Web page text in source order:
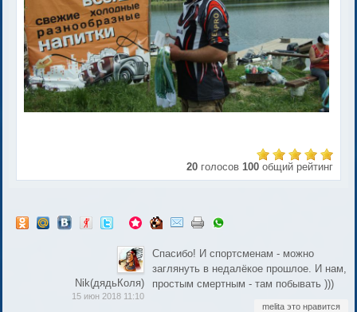
20 голосов 100 общий рейтинг
Nik(дядьКоля)
15 июн 2018 11:10
Спасибо! И спортсменам - можно
заглянуть в недалёкое прошлое. И нам,
простым смертным - там побывать )))
melita это нравится